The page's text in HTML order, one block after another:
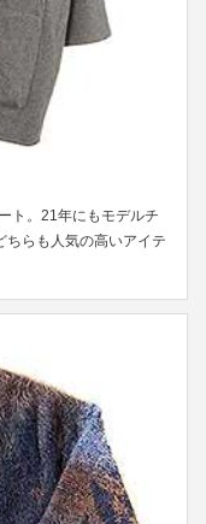
ト。21年にもモデルチ
ちらも人気の高いアイテ